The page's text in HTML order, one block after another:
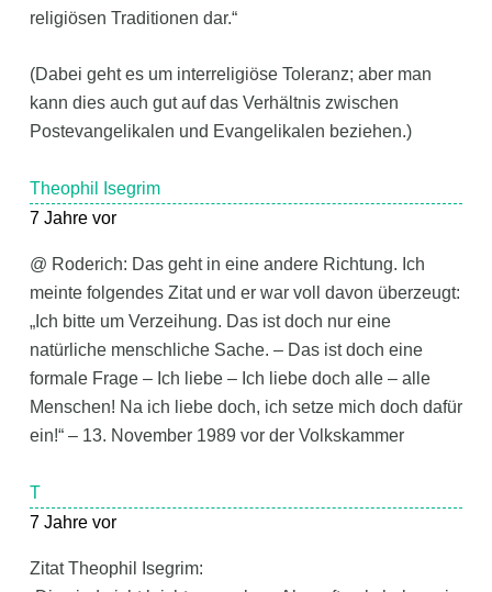
religiösen Traditionen dar.“
(Dabei geht es um interreligiöse Toleranz; aber man
kann dies auch gut auf das Verhältnis zwischen
Postevangelikalen und Evangelikalen beziehen.)
Theophil Isegrim
7 Jahre vor
@ Roderich: Das geht in eine andere Richtung. Ich
meinte folgendes Zitat und er war voll davon überzeugt:
„Ich bitte um Verzeihung. Das ist doch nur eine
natürliche menschliche Sache. – Das ist doch eine
formale Frage – Ich liebe – Ich liebe doch alle – alle
Menschen! Na ich liebe doch, ich setze mich doch dafür
ein!“ – 13. November 1989 vor der Volkskammer
T
7 Jahre vor
Zitat Theophil Isegrim: